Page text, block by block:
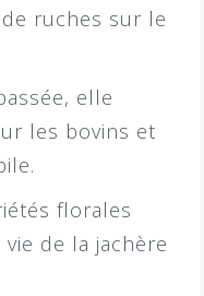
ruches sur le
elle
les bovins et
florales
de la jachère